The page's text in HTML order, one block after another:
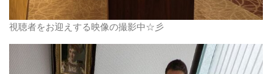
視聴者をお迎えする映像の撮影中☆彡